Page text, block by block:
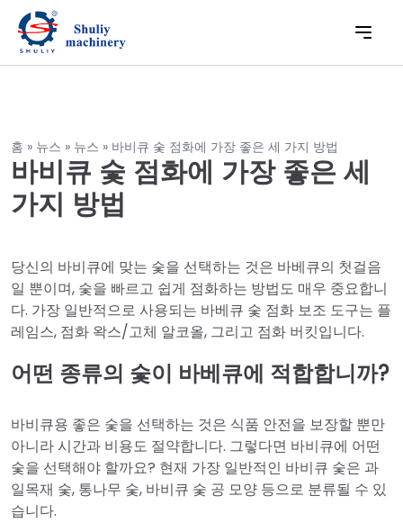
홈 » 뉴스 » 뉴스 » 바비큐 숯 점화에 가장 좋은 세 가지 방법
바비큐 숯 점화에 가장 좋은 세
가지 방법
당신의 바비큐에 맞는 숯을 선택하는 것은 바베큐의 첫걸음
일 뿐이며, 숯을 빠르고 쉽게 점화하는 방법도 매우 중요합니
다. 가장 일반적으로 사용되는 바베큐 숯 점화 보조 도구는 플
레임스, 점화 왁스/고체 알코올, 그리고 점화 버킷입니다.
어떤 종류의 숯이 바베큐에 적합합니까?
바비큐용 좋은 숯을 선택하는 것은 식품 안전을 보장할 뿐만
아니라 시간과 비용도 절약합니다. 그렇다면 바비큐에 어떤
숯을 선택해야 할까요? 현재 가장 일반적인 바비큐 숯은 과
일목재 숯, 통나무 숯, 바비큐 숯 공 모양 등으로 분류될 수 있
습니다.